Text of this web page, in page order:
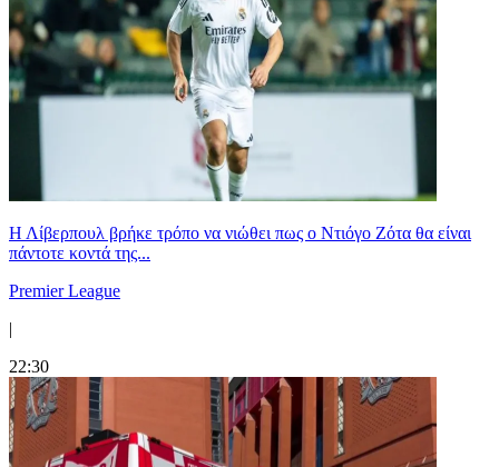
Η Λίβερπουλ βρήκε τρόπο να νιώθει πως ο Ντιόγο Ζότα θα είναι
πάντοτε κοντά της...
Premier League
|
22:30